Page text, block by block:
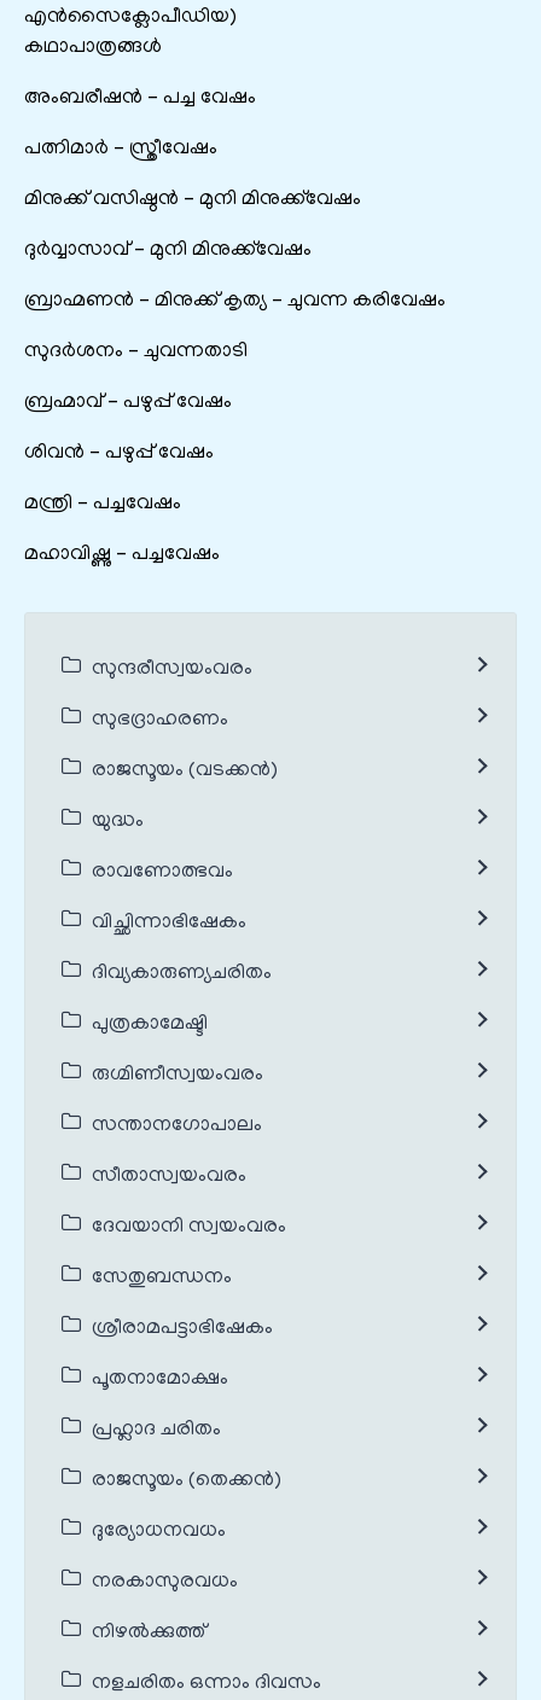
എൻസൈക്ലോപീഡിയ)
കഥാപാത്രങ്ങൾ
അംബരീഷൻ – പച്ച വേഷം
പത്നിമാർ – സ്ത്രീവേഷം
മിനുക്ക് വസിഷ്ഠൻ – മുനി മിനുക്ക്‌വേഷം
ദുർവ്വാസാവ് – മുനി മിനുക്ക്‌വേഷം
ബ്രാഹ്മണൻ – മിനുക്ക് കൃത്യ – ചുവന്ന കരിവേഷം
സുദർശനം – ചുവന്നതാടി
ബ്രഹ്മാവ് – പഴുപ്പ് വേഷം
ശിവൻ – പഴുപ്പ് വേഷം
മന്ത്രി – പച്ചവേഷം
മഹാവിഷ്ണു – പച്ചവേഷം
സുന്ദരീസ്വയംവരം
സുഭദ്രാഹരണം
രാജസൂയം (വടക്കൻ)
യുദ്ധം
രാവണോത്ഭവം
വിച്ഛിന്നാഭിഷേകം
ദിവ്യകാരുണ്യചരിതം
പുത്രകാമേഷ്ടി
രുഗ്മിണീസ്വയംവരം
സന്താനഗോപാലം
സീതാസ്വയംവരം
ദേവയാനി സ്വയംവരം
സേതുബന്ധനം
ശ്രീരാമപട്ടാഭിഷേകം
പൂതനാമോക്ഷം
പ്രഹ്ലാദ ചരിതം
രാജസൂയം (തെക്കൻ)
ദുര്യോധനവധം
നരകാസുരവധം
നിഴൽക്കുത്ത്
നളചരിതം ഒന്നാം ദിവസം